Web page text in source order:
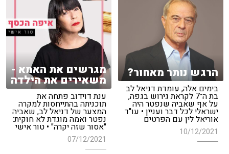
הרגש נותר מאחור?
בימים אלה, עומדת דניאל לב
בת ה־7 לקראת גירוש בגפה,
על אף שאביה שנפטר היה
ישראלי לכל דבר ועניין • עו"ד
אוריאל לין עם הפרטים
10/12/2021
מגרשים את האמא -
משאירים את הילדה
ענת דוידוב פתחה את
תוכניתה בהתייחסות למקרה
המצער של דניאל לב, שאביה
נפטר ואמה מוגדת לא חוקית:
"אסור שזה יקרה" • טור אישי
07/12/2021